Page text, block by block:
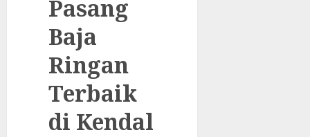
Pasang
Baja
Ringan
Terbaik
di Kendal